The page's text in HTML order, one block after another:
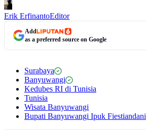
Erik ErfinantoEditor
Add
as a preferred source on Google
Surabaya
Banyuwangi
Kedubes RI di Tunisia
Tunisia
Wisata Banyuwangi
Bupati Banyuwangi Ipuk Fiestiandani